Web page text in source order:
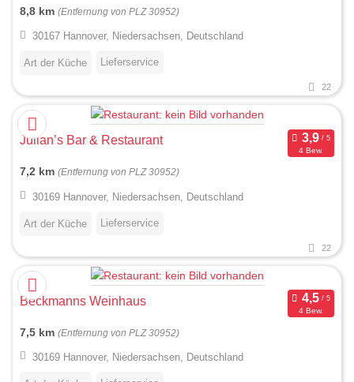
8,8 km (Entfernung von PLZ 30952)
30167 Hannover, Niedersachsen, Deutschland
Art der Küche Lieferservice
22
Julian’s Bar & Restaurant
4 Bew.
7,2 km (Entfernung von PLZ 30952)
30169 Hannover, Niedersachsen, Deutschland
Art der Küche Lieferservice
22
Beckmanns Weinhaus
4 Bew.
7,5 km (Entfernung von PLZ 30952)
30169 Hannover, Niedersachsen, Deutschland